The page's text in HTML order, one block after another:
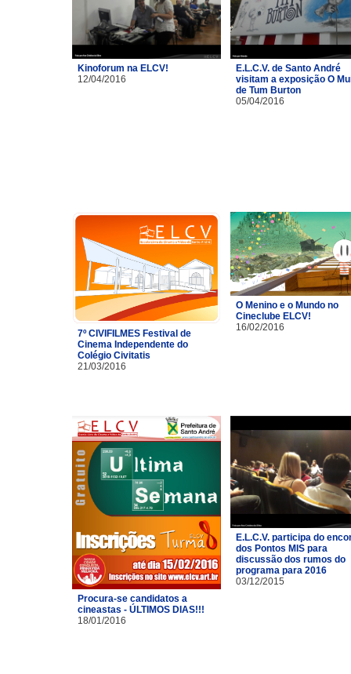
Kinoforum na ELCV!
12/04/2016
E.L.C.V. de Santo André
visitam a exposição O
de Tum Burton
05/04/2016
7º CIVIFILMES Festival de
Cinema Independente do
Colégio Civitatis
21/03/2016
O Menino e o Mundo no
Cineclube ELCV!
16/02/2016
Procura-se candidatos a
cineastas - ÚLTIMOS DIAS!!!
18/01/2016
E.L.C.V. participa do
dos Pontos MIS para
discussão dos rumos do
programa para 2016
03/12/2015